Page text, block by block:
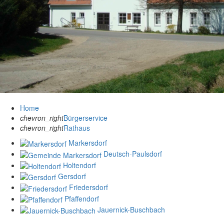
Home
chevron_rightBürgerservice
chevron_rightRathaus
Markersdorf
Deutsch-Paulsdorf
Holtendorf
Gersdorf
Friedersdorf
Pfaffendorf
Jauernick-Buschbach